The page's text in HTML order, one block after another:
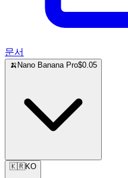
문서
🍌 Nano Banana Pro$0.05
🇰🇷KO